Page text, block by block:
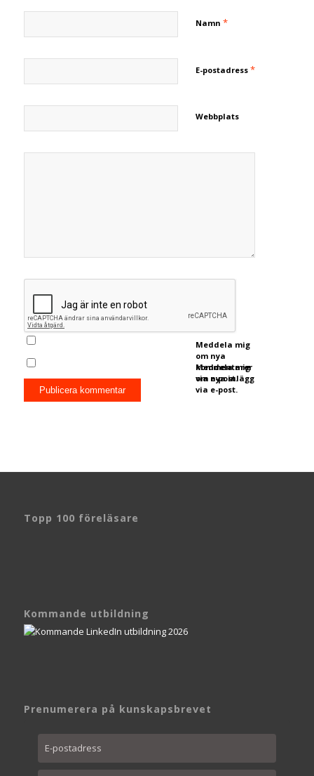
Namn *
E-postadress *
Webbplats
Meddela mig
om nya
kommentarer
via e-post.
Meddela mig
om nya inlägg
via e-post.
Topp 100 föreläsare
Kommande utbildning
Prenumerera på kunskapsbrevet